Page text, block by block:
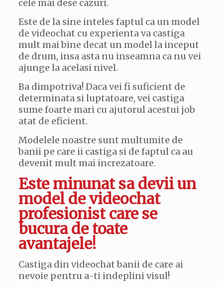
cele mai dese cazuri.
Este de la sine inteles faptul ca un model
de videochat cu experienta va castiga
mult mai bine decat un model la inceput
de drum, insa asta nu inseamna ca nu vei
ajunge la acelasi nivel.
Ba dimpotriva! Daca vei fi suficient de
determinata si luptatoare, vei castiga
sume foarte mari cu ajutorul acestui job
atat de eficient.
Modelele noastre sunt multumite de
banii pe care ii castiga si de faptul ca au
devenit mult mai increzatoare.
Este minunat sa devii un
model de videochat
profesionist care se
bucura de toate
avantajele!
Castiga din videochat banii de care ai
nevoie pentru a-ti indeplini visul!